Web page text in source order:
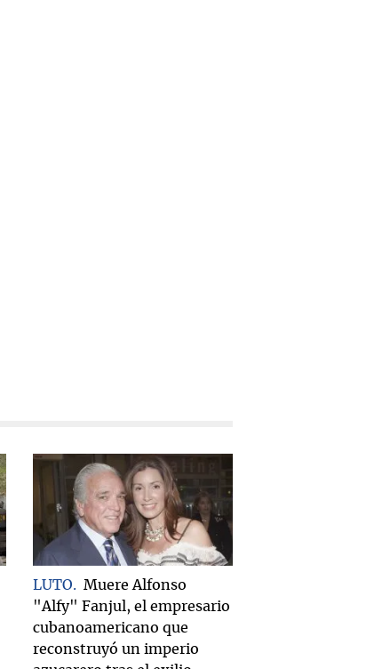
LUTO
Muere Alfonso
"Alfy" Fanjul, el empresario
cubanoamericano que
reconstruyó un imperio